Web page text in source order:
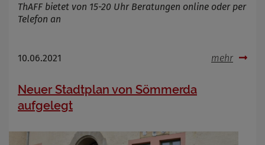
ThAFF bietet von 15-20 Uhr Beratungen online oder per
Telefon an
10.06.2021 mehr
Neuer Stadtplan von Sömmerda
aufgelegt